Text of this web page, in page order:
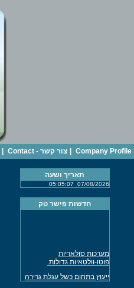
Company Profile צור קשר - Contact
תאריך ושעה
07/08/2026
05:05:07
חדשות פישר טק
מערכות סולאריות
פוטו-וולטאיות גדולות.
ייעוץ בתחום כשל עגלת גרירה
למשאית